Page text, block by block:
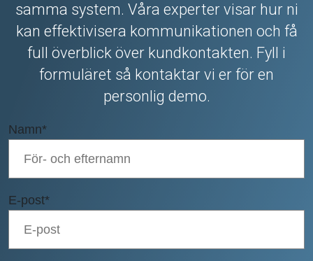
samma system. Våra experter visar hur ni
kan effektivisera kommunikationen och få
full överblick över kundkontakten. Fyll i
formuläret så kontaktar vi er för en
personlig demo.
Namn*
E-post*